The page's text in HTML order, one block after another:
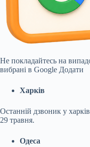
Не покладайтесь на
вибрані в Google Додати
Харків
Останній дзвоник у
29 травня.
Одеса